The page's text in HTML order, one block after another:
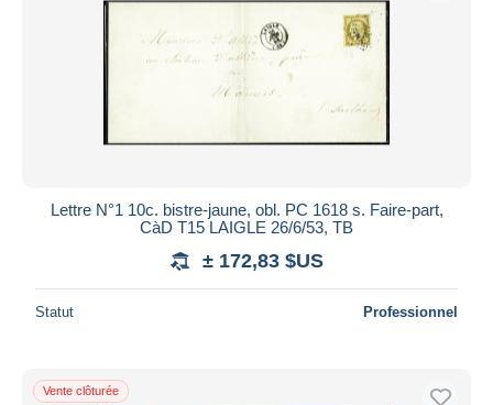
Lettre N°1 10c. bistre-jaune, obl. PC 1618 s. Faire-part,
CàD T15 LAIGLE 26/6/53, TB
± 172,83 $US
Statut Professionnel
Vente clôturée